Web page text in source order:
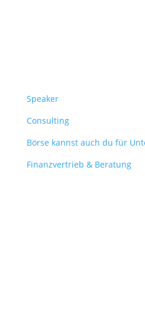
Speaker
Consulting
Börse kannst auch du für
Finanzvertrieb & Beratung